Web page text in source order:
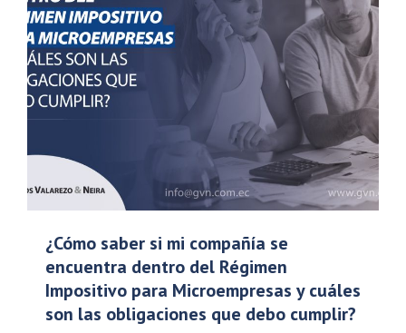
¿Cómo saber si mi compañía se
encuentra dentro del Régimen
Impositivo para Microempresas y cuáles
son las obligaciones que debo cumplir?